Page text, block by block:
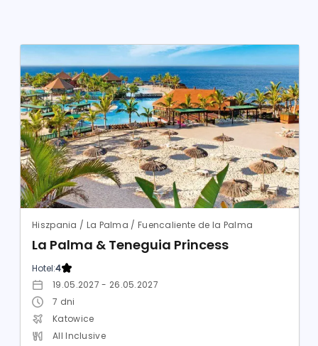
Hiszpania / La Palma / Fuencaliente de la Palma
La Palma & Teneguia Princess
Hotel:4
19.05.2027 - 26.05.2027
7 dni
Katowice
All Inclusive